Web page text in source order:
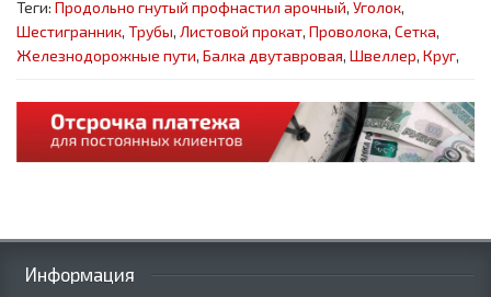
Теги: Продольно гнутый профнастил арочный, Уголок,
Шестигранник, Трубы, Листовой прокат, Проволока, Сетка,
Железнодорожные пути, Балка двутавровая, Швеллер, Круг,
Информация